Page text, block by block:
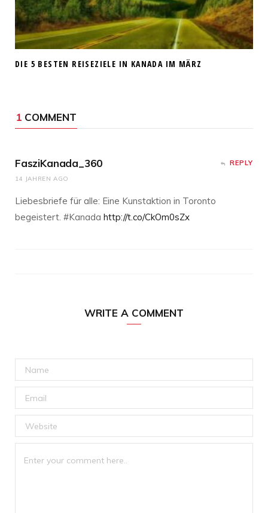
DIE 5 BESTEN REISEZIELE IN KANADA IM MÄRZ
1 COMMENT
FasziKanada_360
14 JAHREN AGO
REPLY
Liebesbriefe für alle: Eine Kunstaktion in Toronto
begeistert. #Kanada http://t.co/CkOm0sZx
WRITE A COMMENT